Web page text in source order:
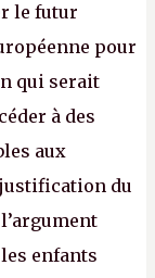
le futur
pour
qui serait
à des
aux
du
enfants